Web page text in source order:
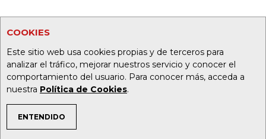
COOKIES
Este sitio web usa cookies propias y de terceros para
analizar el tráfico, mejorar nuestros servicio y conocer el
comportamiento del usuario. Para conocer más, acceda a
nuestra Política de Cookies.
ENTENDIDO
TEMAS DE INTERÉS